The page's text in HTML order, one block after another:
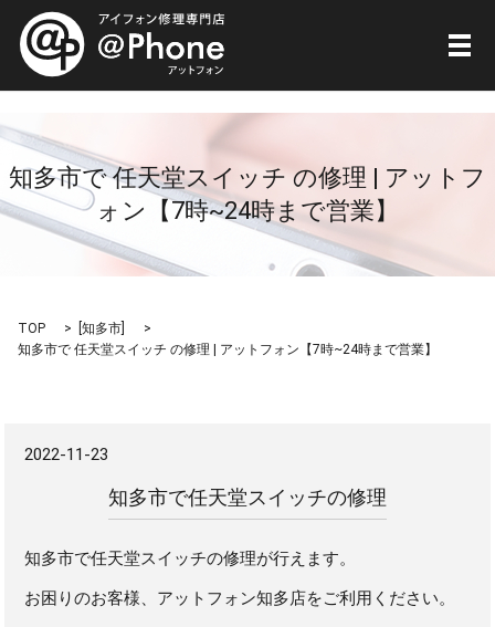
メ
知多市で 任天堂スイッチ の修理 | アットフ
ォン【7時~24時まで営業】
TOP [知多市
知多市で 任天堂スイッチ の修理 | アットフォン【7時~24時まで営業】
2022-11-23
知多市で任天堂スイッチの修理
知多市で任天堂スイッチの修理が行えます。
お困りのお客様、アットフォン知多店をご利用ください。